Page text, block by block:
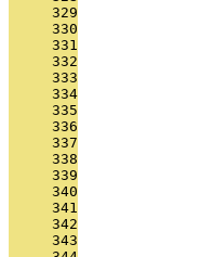
     329
     330
     331
     332
     333
     334
     335
     336
     337
     338
     339
     340
     341
     342
     343